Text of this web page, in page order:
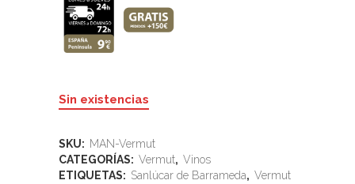
Sin existencias
SKU: MAN-Vermut
CATEGORÍAS: Vermut, Vinos
ETIQUETAS: Sanlúcar de Barrameda, Vermut